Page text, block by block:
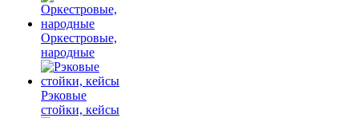
Оркестровые,
народные
Рэковые
стойки, кейсы